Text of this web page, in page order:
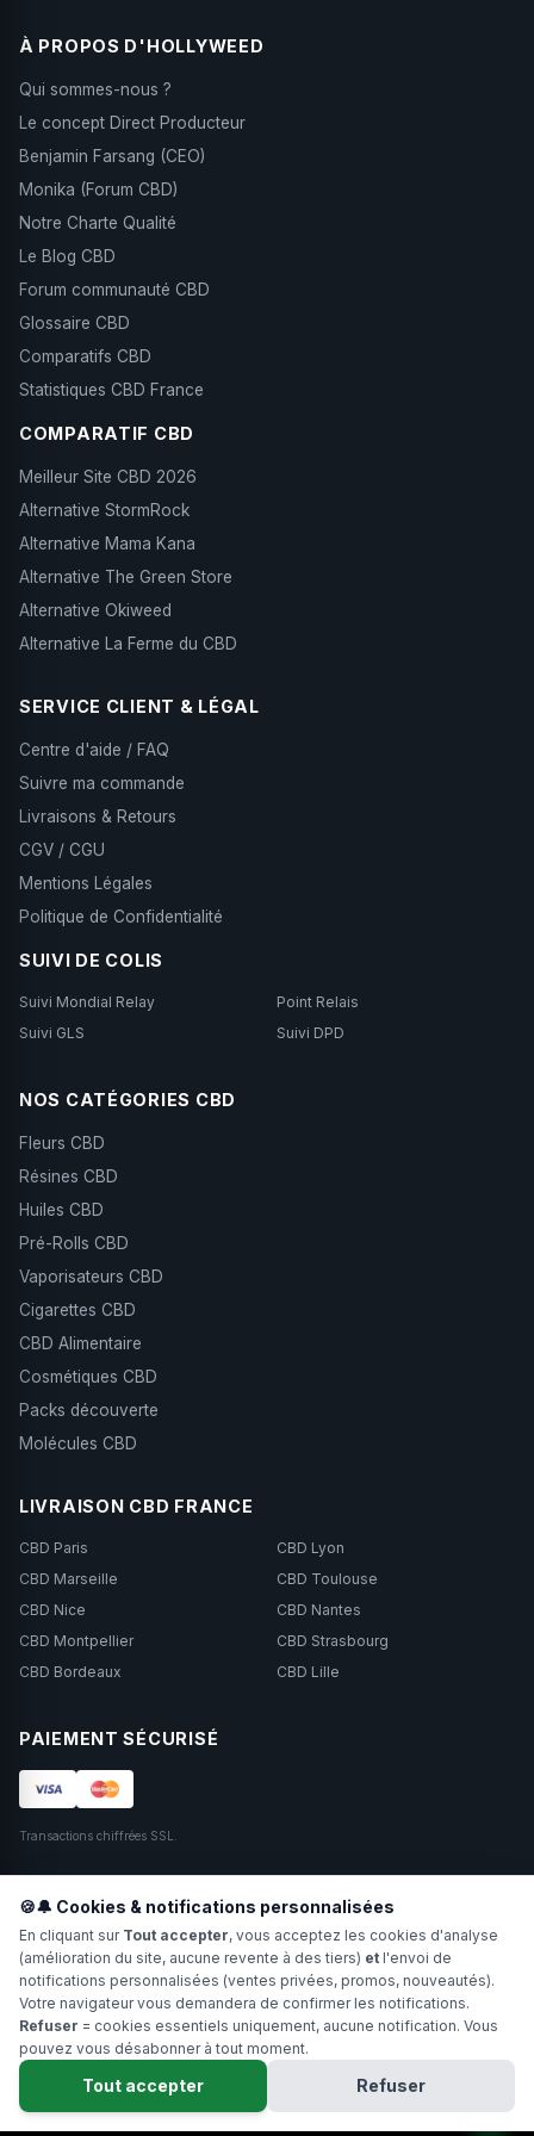
avec le plus grand respect pour mon sol et mes
À PROPOS D'HOLLYWEED
Qui sommes-nous ?
Le concept Direct Producteur
Benjamin Farsang (CEO)
Monika (Forum CBD)
Notre Charte Qualité
Le Blog CBD
Forum communauté CBD
Glossaire CBD
Comparatifs CBD
Statistiques CBD France
COMPARATIF CBD
Meilleur Site CBD 2026
Alternative StormRock
Alternative Mama Kana
Alternative The Green Store
Alternative Okiweed
Alternative La Ferme du CBD
SERVICE CLIENT & LÉGAL
Centre d'aide / FAQ
Suivre ma commande
Livraisons & Retours
CGV / CGU
Mentions Légales
Politique de Confidentialité
SUIVI DE COLIS
Suivi Mondial Relay
Point Relais
Suivi GLS
Suivi DPD
NOS CATÉGORIES CBD
Fleurs CBD
Résines CBD
Huiles CBD
Pré-Rolls CBD
Vaporisateurs CBD
Cigarettes CBD
CBD Alimentaire
Cosmétiques CBD
Packs découverte
Molécules CBD
LIVRAISON CBD FRANCE
CBD Paris
CBD Lyon
CBD Marseille
CBD Toulouse
CBD Nice
CBD Nantes
CBD Montpellier
CBD Strasbourg
CBD Bordeaux
CBD Lille
PAIEMENT SÉCURISÉ
Transactions chiffrées SSL.
Copyright 2024-2026 Hollyweed. Tous droits réservés.
Interdit aux moins de 18 ans. Ne pas fumer. Déconseillé aux femmes
🍪🔔 Cookies & notifications personnalisées
En cliquant sur Tout accepter, vous acceptez les cookies d'analyse
(amélioration du site, aucune revente à des tiers) et l'envoi de
notifications personnalisées (ventes privées, promos, nouveautés).
Votre navigateur vous demandera de confirmer les notifications.
Refuser = cookies essentiels uniquement, aucune notification. Vous
pouvez vous désabonner à tout moment.
Tout accepter Refuser